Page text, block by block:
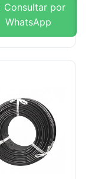
Consultar por
WhatsApp